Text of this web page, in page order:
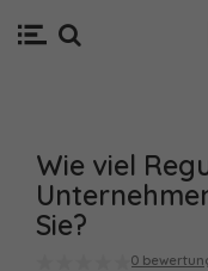
Wie viel
Sie?
0